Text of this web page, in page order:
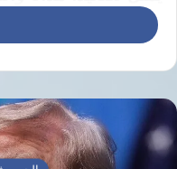
والقانوني القائم في
حرمة المسجد
مرفوضة لتقسيمه